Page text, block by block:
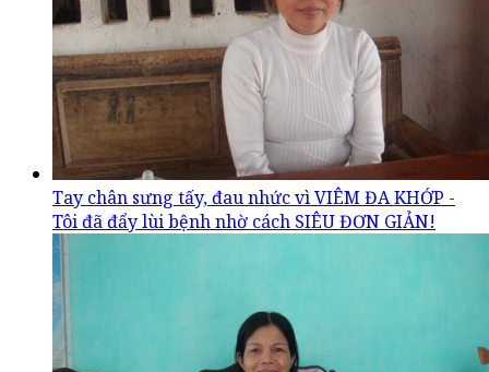
Tay chân sưng tấy, đau nhức vì VIÊM ĐA KHỚP -
Tôi đã đẩy lùi bệnh nhờ cách SIÊU ĐƠN GIẢN!